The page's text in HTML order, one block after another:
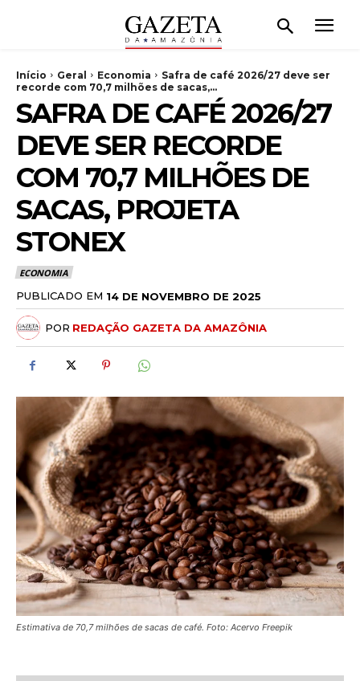
Início Geral Economia
Safra de café 2026/27 deve ser
recorde com 70,7 milhões de sacas,...
SAFRA DE CAFÉ 2026/27
DEVE SER RECORDE
COM 70,7 MILHÕES DE
SACAS, PROJETA
STONEX
ECONOMIA
PUBLICADO EM 14 DE NOVEMBRO DE 2025
POR REDAÇÃO GAZETA DA AMAZÔNIA
Estimativa de 70,7 milhões de sacas de café. Foto: Acervo Freepik